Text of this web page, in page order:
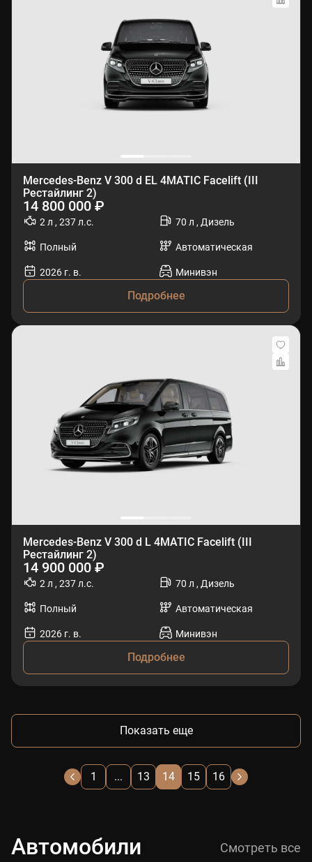
Mercedes-Benz V 300 d EL 4MATIC Facelift (III
Рестайлинг 2)
14 800 000 ₽
2 л , 237 л.с. 70 л , Дизель
Полный Автоматическая
2026 г. в. Минивэн
Подробнее
Mercedes-Benz V 300 d L 4MATIC Facelift (III
Рестайлинг 2)
14 900 000 ₽
2 л , 237 л.с. 70 л , Дизель
Полный Автоматическая
2026 г. в. Минивэн
Подробнее
Показать еще
1 ... 13 14 15 16
Автомобили
Смотреть все